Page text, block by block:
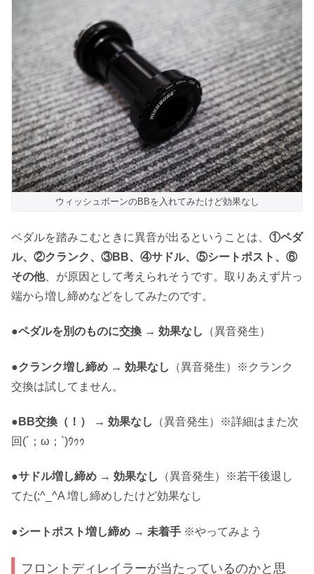
ウィッシュボーンのBBを入れてみたけど効果なし
ペダルを踏みこむときに異音が出るということは、 ①ペダ
ル、②クランク、③BB、④サドル、⑤シートポスト、⑥
その他、が原因として考えられそうです。取りあえず片っ
端から増し締めなどをしてみたのです。
●ペダルを別のものに交換 → 効果なし （異音発生）
●クランク増し締め → 効果なし
（異音発生）※クランク
交換は試してません。
●BB交換（！） → 効果なし
（異音発生）※詳細はまた次
回(´；ω；`)ｳｩｩ
●サドル増し締め → 効果なし
（異音発生）※若干後退し
てた(;^_^A 増し締めしたけど効果なし
●シートポスト増し締め → 未着手 ※やってみよう
フロントディレイラーが当たっているのかと思